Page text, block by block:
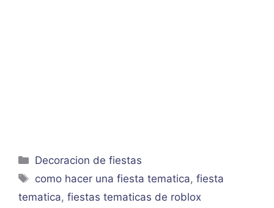
Categorías
Decoracion de fiestas
Etiquetas
como hacer una fiesta tematica,fiesta
tematica, fiestas tematicas de roblox